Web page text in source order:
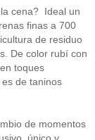
cena? Ideal un
finas a 700
de residuo
De color rubí con
toques
de taninos
de momentos